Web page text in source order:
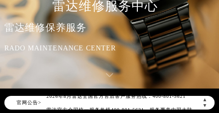
雷达维修服务中心
雷达维修保养服务
RADO MAINTENANCE CENTER
官网公告>
▲
▼
2026年8月雷达中国区售后服务网络优化升级公告
2026年8月雷达全国官方售后客户服务热线：400-801-5621